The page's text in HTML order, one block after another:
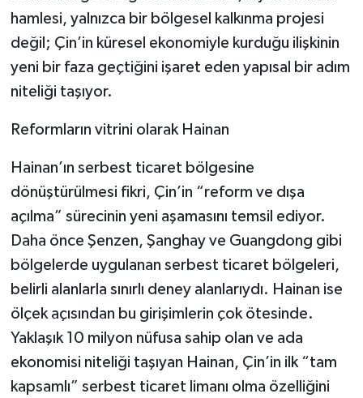
hamlesi, yalnızca bir bölgesel kalkınma projesi
değil; Çin’in küresel ekonomiyle kurduğu ilişkinin
yeni bir faza geçtiğini işaret eden yapısal bir adım
niteliği taşıyor.
Reformların vitrini olarak Hainan
Hainan’ın serbest ticaret bölgesine
dönüştürülmesi fikri, Çin’in “reform ve dışa
açılma” sürecinin yeni aşamasını temsil ediyor.
Daha önce Şenzen, Şanghay ve Guangdong gibi
bölgelerde uygulanan serbest ticaret bölgeleri,
belirli alanlarla sınırlı deney alanlarıydı. Hainan ise
ölçek açısından bu girişimlerin çok ötesinde.
Yaklaşık 10 milyon nüfusa sahip olan ve ada
ekonomisi niteliği taşıyan Hainan, Çin’in ilk “tam
kapsamlı” serbest ticaret limanı olma özelliğini
Siyaset
Spor
Teknoloji
Video Haber
Yeme-İçme
Yemek